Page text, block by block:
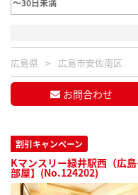
広島県 広島市安佐南区
お問合わせ
割引キャンペーン
Kマンスリー緑井駅西（広
部屋】(No.124202)